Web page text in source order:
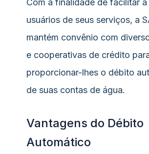
usuários de seus serviços, a
mantém convênio com
e cooperativas de crédito
proporcionar-lhes o débito
de suas contas de água.
Vantagens do Débito
Automático